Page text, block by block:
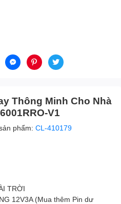
Thông Minh Cho Nhà
V1
phẩm: CL-410179
TRỜI
12V3A (Mua thêm Pin dư